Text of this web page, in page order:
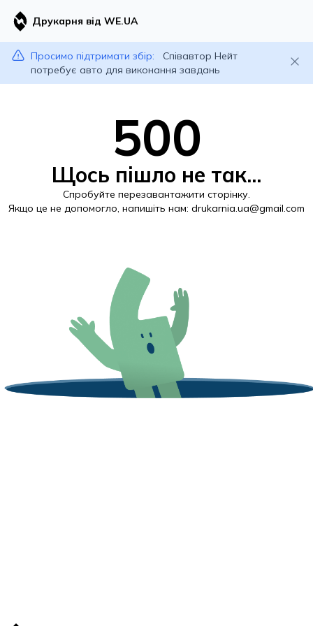
Друкарня від WE.UA
Просимо підтримати збір:
Співавтор Нейт
потребує авто для виконання завдань
500
Щось пішло не так...
Спробуйте перезавантажити сторінку.
Якщо це не допомогло, напишіть нам: drukarnia.ua@gmail.com